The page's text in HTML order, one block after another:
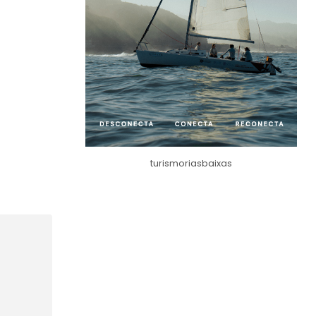
turismoriasbaixas